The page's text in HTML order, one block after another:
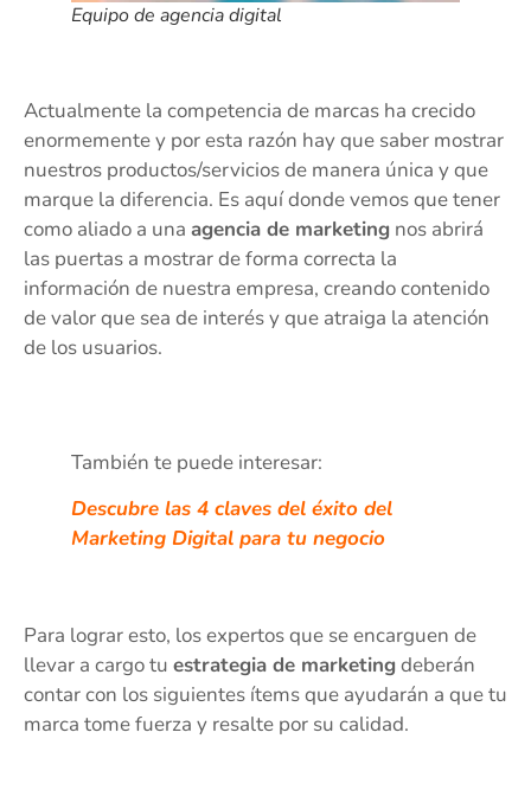
Equipo de agencia digital
Actualmente la competencia de marcas ha crecido
enormemente y por esta razón hay que saber mostrar
nuestros productos/servicios de manera única y que
marque la diferencia. Es aquí donde vemos que tener
como aliado a una agencia de marketing nos abrirá
las puertas a mostrar de forma correcta la
información de nuestra empresa, creando contenido
de valor que sea de interés y que atraiga la atención
de los usuarios.
También te puede interesar:
Descubre las 4 claves del éxito del
Marketing Digital para tu negocio
Para lograr esto, los expertos que se encarguen de
llevar a cargo tu estrategia de marketingdeberán
contar con los siguientes ítems que ayudarán a que tu
marca tome fuerza y resalte por su calidad.